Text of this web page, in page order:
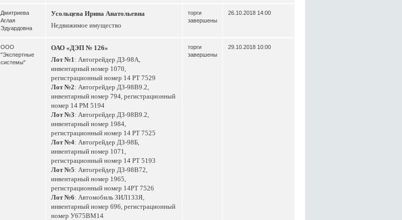
Дмитриева
Аглая
Эдуардовна
Усольцева Ирина Анатольевна
Недвижимое имущество
торги
завершены
26.10.2018 14:00
ООО
"Экспертные
системы"
ОАО «ДЭП № 126»
Лот №1: Автогрейдер ДЗ-98А,
инвентарный номер 1070,
регистрационный номер 14 РТ 7529
Лот №2: Автогрейдер ДЗ-98В9.2,
инвентарный номер 794, регистрационный
номер 14 РМ 5194
Лот №3: Автогрейдер ДЗ-98В9.2,
инвентарный номер 1984,
регистрационный номер 14 РТ 7525
Лот №4: Автогрейдер ДЗ-98Б,
инвентарный номер 1071,
регистрационный номер 14 РТ 5193
Лот №5: Автогрейдер ДЗ-98В72,
инвентарный номер 1965,
регистрационный номер 14РТ 7526
Лот №6: Автомобиль ЗИЛ133Я,
инвентарный номер 696, регистрационный
номер У675ВМ14
торги
завершены
29.10.2018 10:00